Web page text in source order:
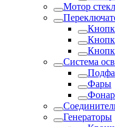
Мотор
Система
Фары
Генераторы